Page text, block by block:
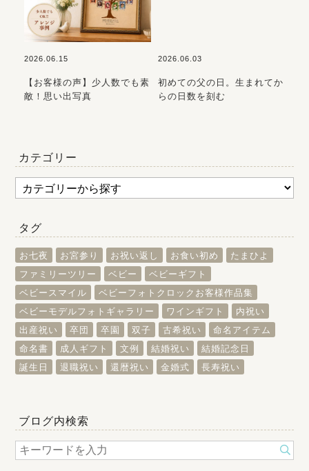
2026.06.15
【お客様の声】少人数でも素
敵！思い出写真
2026.06.03
初めての父の日。生まれてか
らの日数を刻む
カテゴリー
タグ
お七夜 お宮参り お祝い返し お食い初め
たまひよ
ファミリーツリー
ベビー
ベビーギフト
ベビースマイル
ベビーフォトクロックお客様作品集
ベビーモデルフォトギャラリー
ワインギフト
内祝い
出産祝い
卒団 卒園 双子 古希祝い
命名アイテム
命名書
成人ギフト 文例 結婚祝い
結婚記念日
誕生日
退職祝い 還暦祝い 金婚式 長寿祝い
ブログ内検索